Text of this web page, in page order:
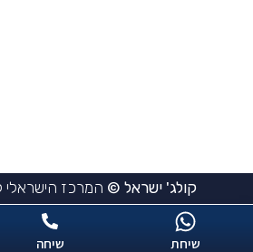
קולג' ישראל ©המרכז הישראלי
שיחת שיחה